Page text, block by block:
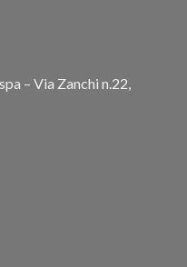
– Via Zanchi n.22,